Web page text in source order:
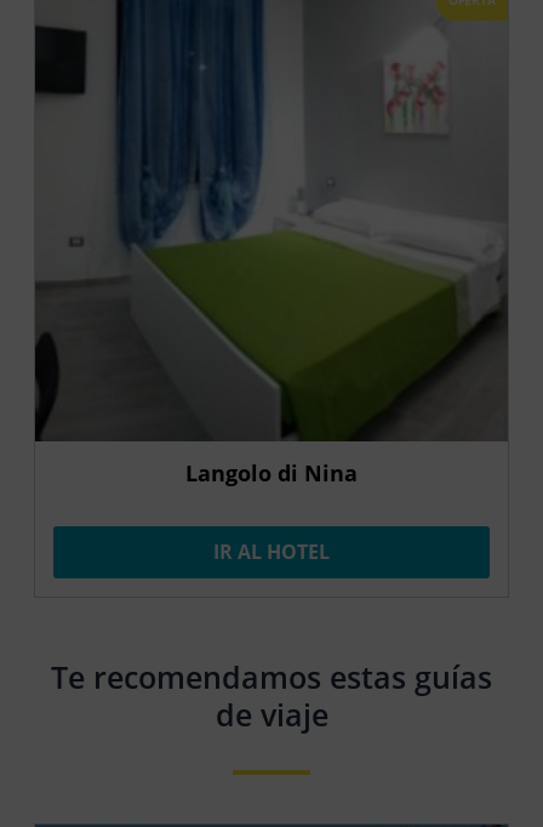
Langolo di Nina
IR AL HOTEL
Te recomendamos estas guías
de viaje